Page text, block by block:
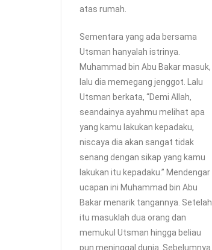
atas rumah.
Sementara yang ada bersama
Utsman hanyalah istrinya.
Muhammad bin Abu Bakar masuk,
lalu dia memegang jenggot. Lalu
Utsman berkata, “Demi Allah,
seandainya ayahmu melihat apa
yang kamu lakukan kepadaku,
niscaya dia akan sangat tidak
senang dengan sikap yang kamu
lakukan itu kepadaku.” Mendengar
ucapan ini Muhammad bin Abu
Bakar menarik tangannya. Setelah
itu masuklah dua orang dan
memukul Utsman hingga beliau
pun meninggal dunia. Sebelumnya